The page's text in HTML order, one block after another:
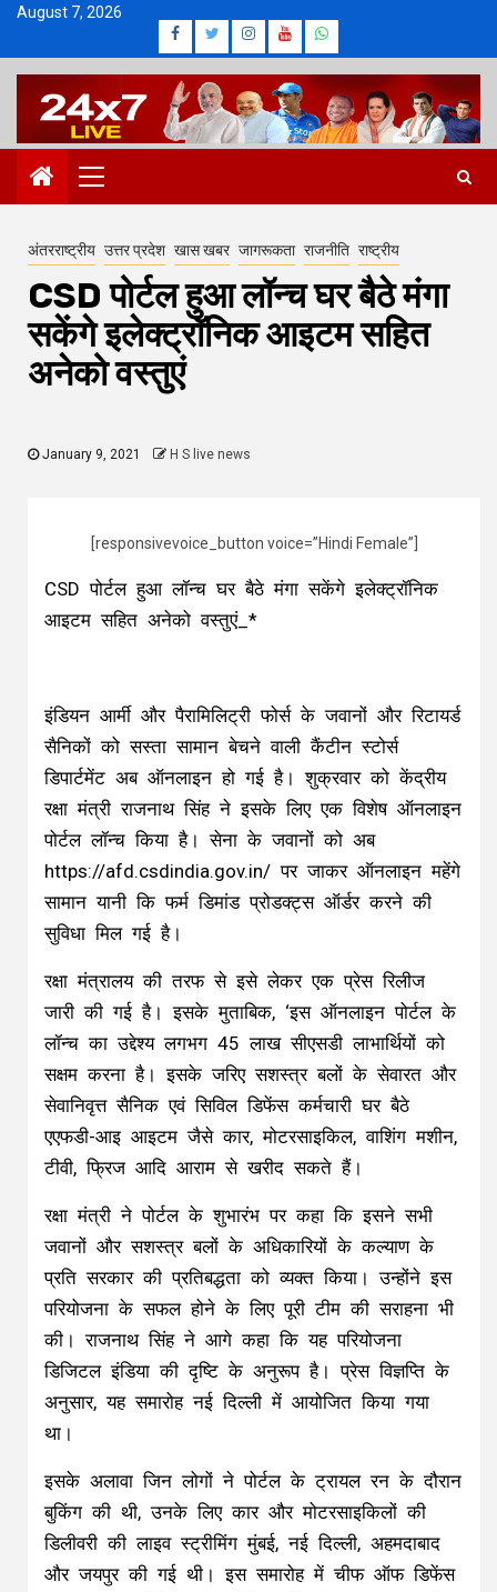
Skip
content
August 7, 2026
Facebook
Twitter
Instagram
Youtube
Whatsapp
Primary
Menu
अंतरराष्ट्रीय उत्तर प्रदेश खास खबर जागरूकता राजनीति राष्ट्रीय
CSD पोर्टल हुआ लॉन्च घर बैठे मंगा
सकेंगे इलेक्ट्रॉनिक आइटम सहित
अनेको वस्तुएं
January 9, 2021 H S live news
[responsivevoice_button voice=”Hindi Female”]
CSD पोर्टल हुआ लॉन्च घर बैठे मंगा सकेंगे इलेक्ट्रॉनिक
आइटम सहित अनेको वस्तुएं_*
इंडियन आर्मी और पैरामिलिट्री फोर्स के जवानों और रिटायर्ड
सैनिकों को सस्ता सामान बेचने वाली कैंटीन स्टोर्स
डिपार्टमेंट अब ऑनलाइन हो गई है। शुक्रवार को केंद्रीय
रक्षा मंत्री राजनाथ सिंह ने इसके लिए एक विशेष ऑनलाइन
पोर्टल लॉन्च किया है। सेना के जवानों को अब
https://afd.csdindia.gov.in/ पर जाकर ऑनलाइन महेंगे
सामान यानी कि फर्म डिमांड प्रोडक्ट्स ऑर्डर करने की
सुविधा मिल गई है।
रक्षा मंत्रालय की तरफ से इसे लेकर एक प्रेस रिलीज
जारी की गई है। इसके मुताबिक, ‘इस ऑनलाइन पोर्टल के
लॉन्च का उद्देश्य लगभग 45 लाख सीएसडी लाभार्थियों को
सक्षम करना है। इसके जरिए सशस्त्र बलों के सेवारत और
सेवानिवृत्त सैनिक एवं सिविल डिफेंस कर्मचारी घर बैठे
एएफडी-आइ आइटम जैसे कार, मोटरसाइकिल, वाशिंग मशीन,
टीवी, फ्रिज आदि आराम से खरीद सकते हैं।
रक्षा मंत्री ने पोर्टल के शुभारंभ पर कहा कि इसने सभी
जवानों और सशस्त्र बलों के अधिकारियों के कल्याण के
प्रति सरकार की प्रतिबद्धता को व्यक्त किया। उन्होंने इस
परियोजना के सफल होने के लिए पूरी टीम की सराहना भी
की। राजनाथ सिंह ने आगे कहा कि यह परियोजना
डिजिटल इंडिया की दृष्टि के अनुरूप है। प्रेस विज्ञप्ति के
अनुसार, यह समारोह नई दिल्ली में आयोजित किया गया
था।
इसके अलावा जिन लोगों ने पोर्टल के ट्रायल रन के दौरान
बुकिंग की थी, उनके लिए कार और मोटरसाइकिलों की
डिलीवरी की लाइव स्ट्रीमिंग मुंबई, नई दिल्ली, अहमदाबाद
और जयपुर की गई थी। इस समारोह में चीफ ऑफ डिफेंस